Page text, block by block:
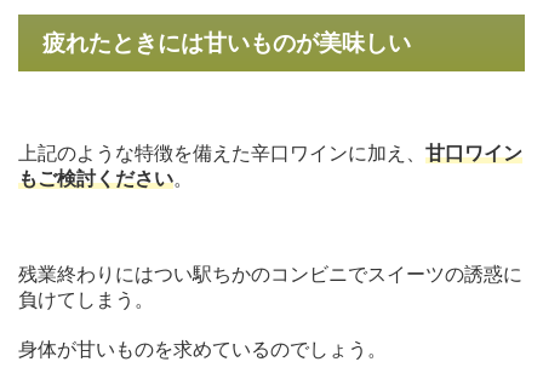
疲れたときには甘いものが美味しい
上記のような特徴を備えた辛口ワインに加え、 甘口ワイン
もご検討ください。
残業終わりにはつい駅ちかのコンビニでスイーツの誘惑に
負けてしまう。
身体が甘いものを求めているのでしょう。